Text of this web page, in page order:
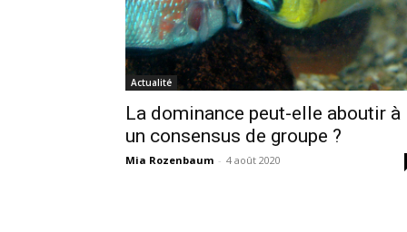
Actualité
La dominance peut-elle aboutir à
un consensus de groupe ?
Mia Rozenbaum - 4 août 2020